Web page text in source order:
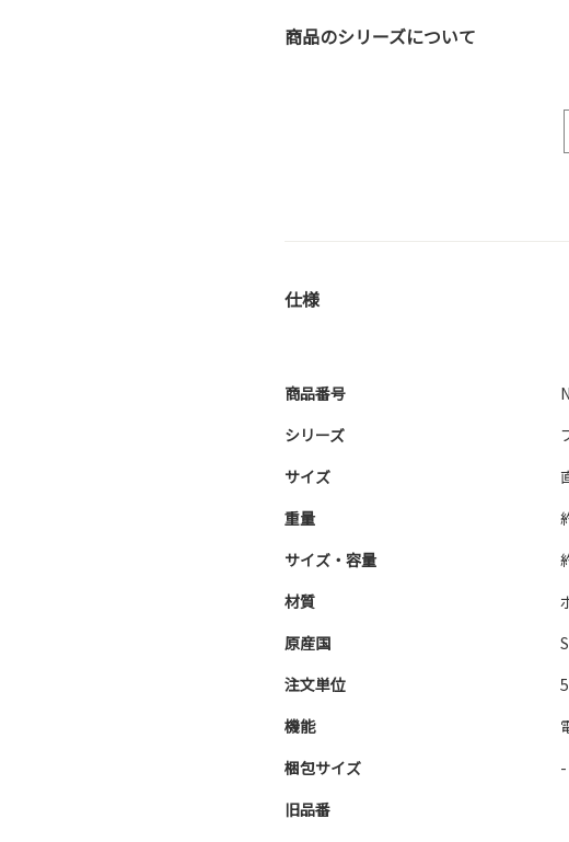
商品のシリーズについて
仕様
商品番号
シリーズ
サイズ
重量
サイズ・容量
材質
原産国
注文単位
機能
梱包サイズ
-
旧品番